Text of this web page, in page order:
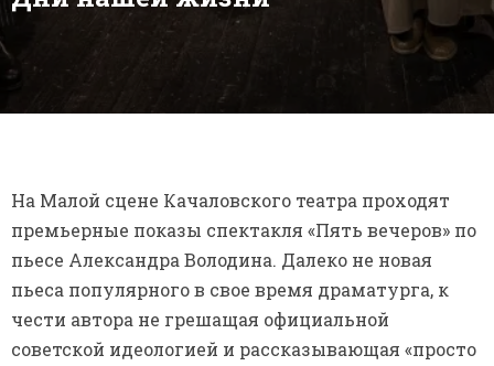
На Малой сцене Качаловского театра проходят
премьерные показы спектакля «Пять вечеров» по
пьесе Александра Володина. Далеко не новая
пьеса популярного в свое время драматурга, к
чести автора не грешащая официальной
советской идеологией и рассказывающая «просто